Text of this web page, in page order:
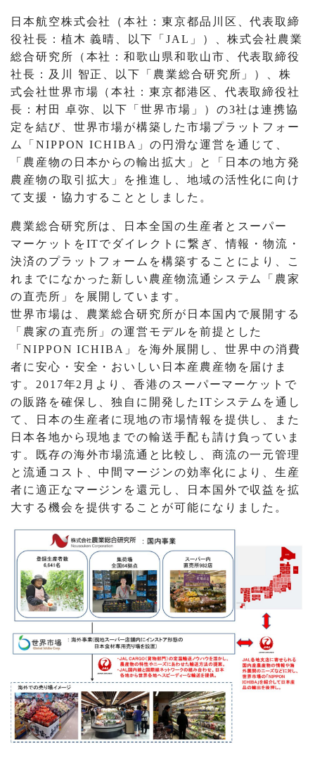
日本航空株式会社（本社：東京都品川区、代表取締
役社長：植木 義晴、以下「JAL」）、株式会社農業
総合研究所（本社：和歌山県和歌山市、代表取締役
社長：及川 智正、以下「農業総合研究所」）、株
式会社世界市場（本社：東京都港区、代表取締役社
長：村田 卓弥、以下「世界市場」）の3社は連携協
定を結び、世界市場が構築した市場プラットフォー
ム「NIPPON ICHIBA」の円滑な運営を通じて、
「農産物の日本からの輸出拡大」と「日本の地方発
農産物の取引拡大」を推進し、地域の活性化に向け
て支援・協力することとしました。
農業総合研究所は、日本全国の生産者とスーパー
マーケットをITでダイレクトに繋ぎ、情報・物流・
決済のプラットフォームを構築することにより、こ
れまでになかった新しい農産物流通システム「農家
の直売所」を展開しています。
世界市場は、農業総合研究所が日本国内で展開する
「農家の直売所」の運営モデルを前提とした
「NIPPON ICHIBA」を海外展開し、世界中の消費
者に安心・安全・おいしい日本産農産物を届けま
す。2017年2月より、香港のスーパーマーケットで
の販路を確保し、独自に開発したITシステムを通し
て、日本の生産者に現地の市場情報を提供し、また
日本各地から現地までの輸送手配も請け負っていま
す。既存の海外市場流通と比較し、商流の一元管理
と流通コスト、中間マージンの効率化により、生産
者に適正なマージンを還元し、日本国外で収益を拡
大する機会を提供することが可能になりました。